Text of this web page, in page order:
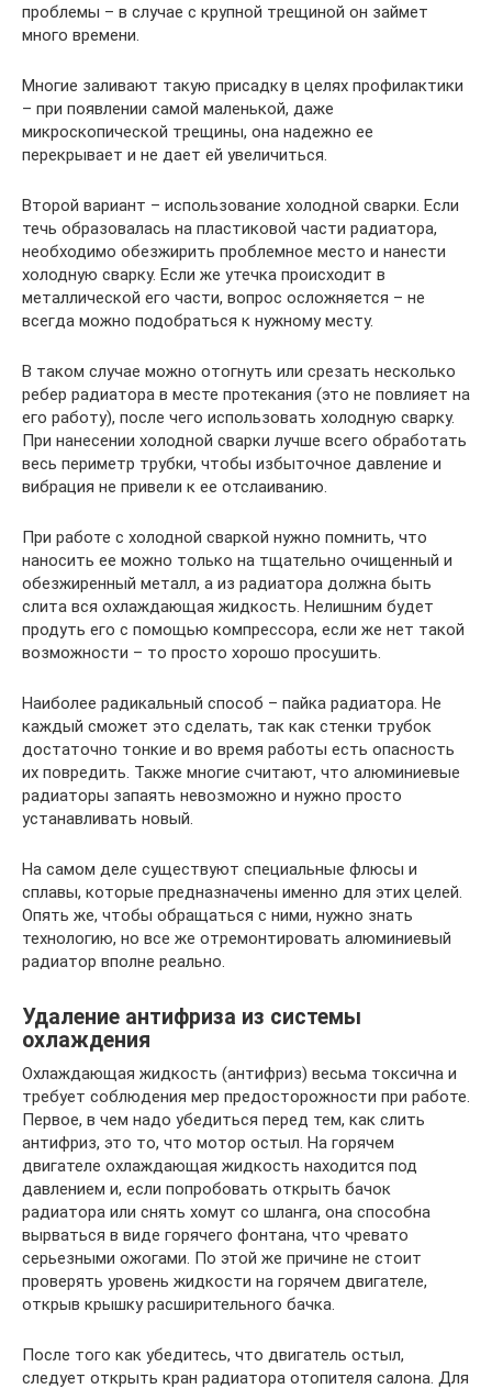
проблемы – в случае с крупной трещиной он займет
много времени.
Многие заливают такую присадку в целях профилактики
– при появлении самой маленькой, даже
микроскопической трещины, она надежно ее
перекрывает и не дает ей увеличиться.
Второй вариант – использование холодной сварки. Если
течь образовалась на пластиковой части радиатора,
необходимо обезжирить проблемное место и нанести
холодную сварку. Если же утечка происходит в
металлической его части, вопрос осложняется – не
всегда можно подобраться к нужному месту.
В таком случае можно отогнуть или срезать несколько
ребер радиатора в месте протекания (это не повлияет на
его работу), после чего использовать холодную сварку.
При нанесении холодной сварки лучше всего обработать
весь периметр трубки, чтобы избыточное давление и
вибрация не привели к ее отслаиванию.
При работе с холодной сваркой нужно помнить, что
наносить ее можно только на тщательно очищенный и
обезжиренный металл, а из радиатора должна быть
слита вся охлаждающая жидкость. Нелишним будет
продуть его с помощью компрессора, если же нет такой
возможности – то просто хорошо просушить.
Наиболее радикальный способ – пайка радиатора. Не
каждый сможет это сделать, так как стенки трубок
достаточно тонкие и во время работы есть опасность
их повредить. Также многие считают, что алюминиевые
радиаторы запаять невозможно и нужно просто
устанавливать новый.
На самом деле существуют специальные флюсы и
сплавы, которые предназначены именно для этих целей.
Опять же, чтобы обращаться с ними, нужно знать
технологию, но все же отремонтировать алюминиевый
радиатор вполне реально.
Удаление антифриза из системы
охлаждения
Охлаждающая жидкость (антифриз) весьма токсична и
требует соблюдения мер предосторожности при работе.
Первое, в чем надо убедиться перед тем, как слить
антифриз, это то, что мотор остыл. На горячем
двигателе охлаждающая жидкость находится под
давлением и, если попробовать открыть бачок
радиатора или снять хомут со шланга, она способна
вырваться в виде горячего фонтана, что чревато
серьезными ожогами. По этой же причине не стоит
проверять уровень жидкости на горячем двигателе,
открыв крышку расширительного бачка.
После того как убедитесь, что двигатель остыл,
следует открыть кран радиатора отопителя салона. Для